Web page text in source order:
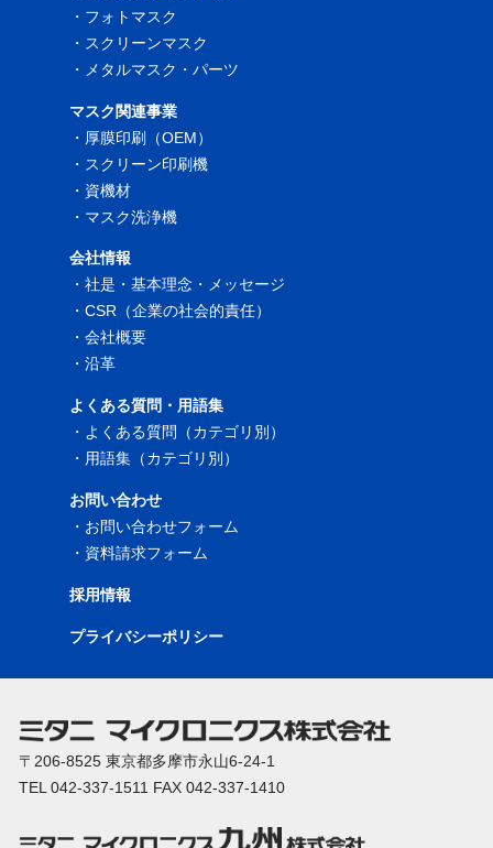
・ フォトマスク
・ スクリーンマスク
・ メタルマスク・パーツ
マスク関連事業
・ 厚膜印刷（OEM）
・ スクリーン印刷機
・ 資機材
・ マスク洗浄機
会社情報
・社是・基本理念・メッセージ
・CSR（企業の社会的責任）
・会社概要
・沿革
よくある質問・用語集
・ よくある質問（カテゴリ別）
・ 用語集（カテゴリ別）
お問い合わせ
・ お問い合わせフォーム
・ 資料請求フォーム
採用情報
プライバシーポリシー
〒206-8525 東京都多摩市永山6-24-1
TEL 042-337-1511 FAX 042-337-1410